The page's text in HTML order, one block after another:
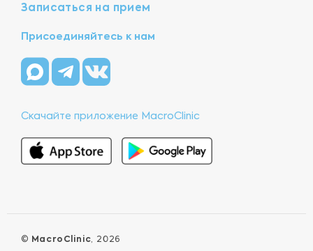
Записаться на прием
Присоединяйтесь к нам
Скачайте приложение MacroClinic
© MacroClinic, 2026